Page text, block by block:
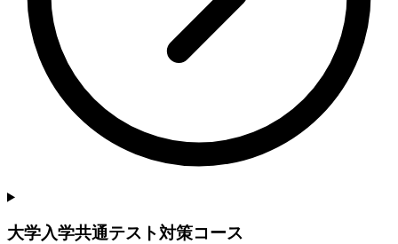
大学入学共通テスト対策コース